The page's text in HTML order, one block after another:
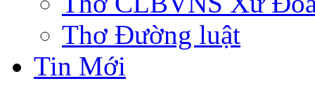
Thơ Đường luật
Tin Mới